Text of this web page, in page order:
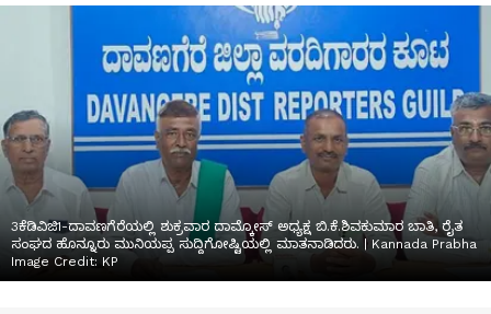
3ಕೆಡಿವಿಜಿ1-ದಾವಣಗೆರೆಯಲ್ಲಿ ಶುಕ್ರವಾರ ದಾಮ್ಕೋಸ್ ಅಧ್ಯಕ್ಷ ಬಿ.ಕೆ.ಶಿವಕುಮಾರ ಬಾತಿ, ರೈತ
ಸಂಘದ ಹೊನ್ನೂರು ಮುನಿಯಪ್ಪ ಸುದ್ದಿಗೋಷ್ಟಿಯಲ್ಲಿ ಮಾತನಾಡಿದರು. | Kannada Prabha
Image Credit:KP